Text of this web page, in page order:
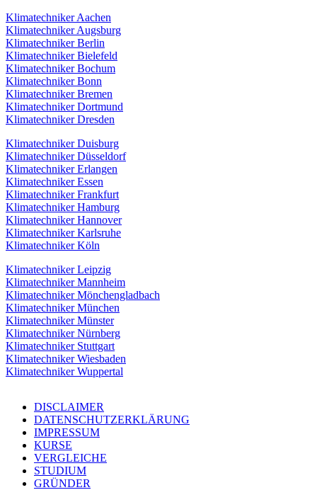
Klimatechniker Aachen
Klimatechniker Augsburg
Klimatechniker Berlin
Klimatechniker Bielefeld
Klimatechniker Bochum
Klimatechniker Bonn
Klimatechniker Bremen
Klimatechniker Dortmund
Klimatechniker Dresden
Klimatechniker Duisburg
Klimatechniker Düsseldorf
Klimatechniker Erlangen
Klimatechniker Essen
Klimatechniker Frankfurt
Klimatechniker Hamburg
Klimatechniker Hannover
Klimatechniker Karlsruhe
Klimatechniker Köln
Klimatechniker Leipzig
Klimatechniker Mannheim
Klimatechniker Mönchengladbach
Klimatechniker München
Klimatechniker Münster
Klimatechniker Nürnberg
Klimatechniker Stuttgart
Klimatechniker Wiesbaden
Klimatechniker Wuppertal
DISCLAIMER
DATENSCHUTZERKLÄRUNG
IMPRESSUM
KURSE
VERGLEICHE
STUDIUM
GRÜNDER